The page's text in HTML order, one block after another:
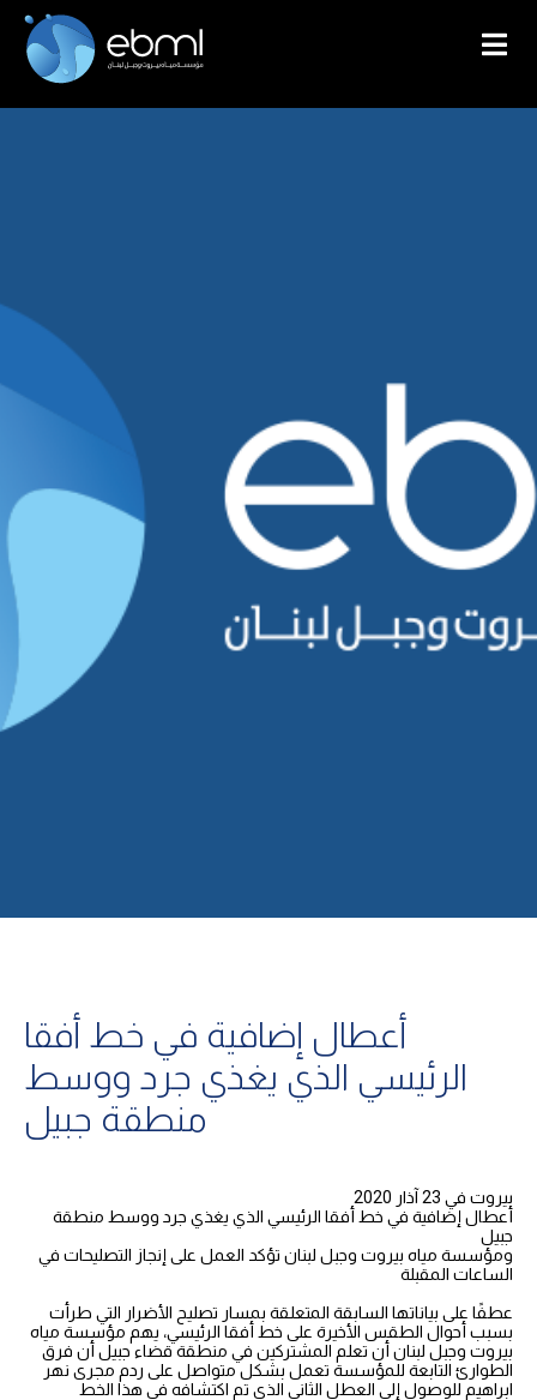
أعطال إضافية في خط أفقا
الرئيسي الذي يغذي جرد ووسط
منطقة جبيل
بيروت في 23 آذار 2020
أعطال إضافية في خط أفقا الرئيسي الذي يغذي جرد ووسط منطقة
جبيل
ومؤسسة مياه بيروت وجبل لبنان تؤكد العمل على إنجاز التصليحات في
الساعات المقبلة
عطفًا على بياناتها السابقة المتعلقة بمسار تصليح الأضرار التي طرأت
بسبب أحوال الطقس الأخيرة على خط أفقا الرئيسي، يهم مؤسسة مياه
بيروت وجبل لبنان أن تعلم المشتركين في منطقة قضاء جبيل أن فرق
الطوارئ التابعة للمؤسسة تعمل بشكل متواصل على ردم مجرى نهر
ابراهيم للوصول إلى العطل الثاني الذي تم اكتشافه في هذا الخط